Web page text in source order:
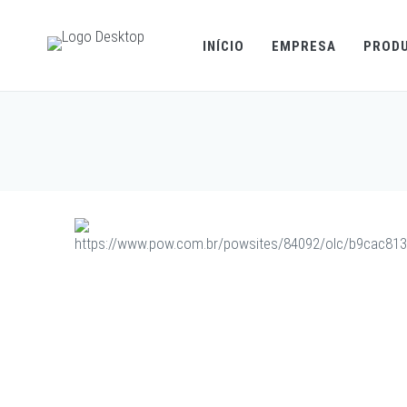
INÍCIO EMPRESA